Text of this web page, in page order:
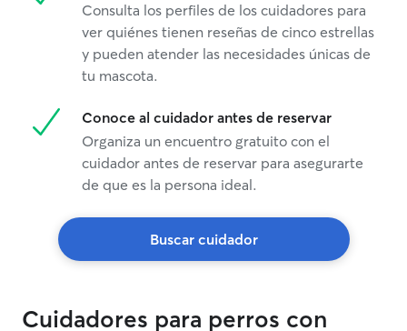
Consulta los perfiles de los cuidadores para
ver quiénes tienen reseñas de cinco estrellas
y pueden atender las necesidades únicas de
tu mascota.
Conoce al cuidador antes de reservar
Organiza un encuentro gratuito con el
cuidador antes de reservar para asegurarte
de que es la persona ideal.
Buscar cuidador
Cuidadores para perros con